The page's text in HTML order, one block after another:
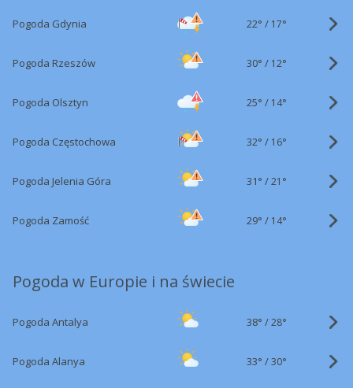
Pogoda Gdynia 22° / 17°
Pogoda Rzeszów 30° / 12°
Pogoda Olsztyn 25° / 14°
Pogoda Częstochowa 32° / 16°
Pogoda Jelenia Góra 31° /21°
Pogoda Zamość 29° / 14°
Pogoda w Europie i na świecie
Pogoda Antalya 38° /28°
Pogoda Alanya 33° /30°